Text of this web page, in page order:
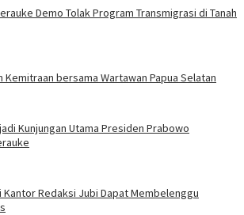
Demo Tolak Program Transmigrasi di Tanah
Kemitraan bersama Wartawan Papua Selatan
Kunjungan Utama Presiden Prabowo
Kantor Redaksi Jubi Dapat Membelenggu